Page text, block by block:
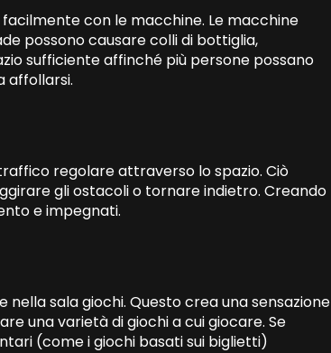
con le macchine. Le macchine
possono causare colli di bottiglia,
sufficiente affinché più persone possano
affollarsi.
regolare attraverso lo spazio. Ciò
gli ostacoli o tornare indietro. Creando
e impegnati.
sala giochi. Questo crea una sensazione
una varietà di giochi a cui giocare. Se
(come i giochi basati sui biglietti)